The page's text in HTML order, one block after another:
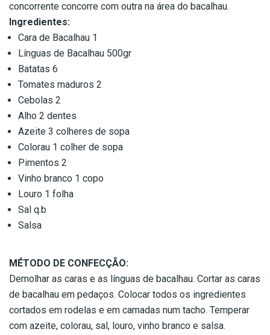
concorrente concorre com outra na área do bacalhau.
Ingredientes:
Cara de Bacalhau 1
Línguas de Bacalhau 500gr
Batatas 6
Tomates maduros 2
Cebolas 2
Alho 2 dentes
Azeite 3 colheres de sopa
Colorau 1 colher de sopa
Pimentos 2
Vinho branco 1 copo
Louro 1 folha
Sal q.b
Salsa
MÉTODO DE CONFECÇÃO:
Demolhar as caras e as línguas de bacalhau. Cortar as caras
de bacalhau em pedaços. Colocar todos os ingredientes
cortados em rodelas e em camadas num tacho. Temperar
com azeite, colorau, sal, louro, vinho branco e salsa.